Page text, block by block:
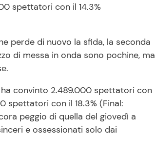
spettatori con il 14.3%
perde di nuovo la sfida, la seconda
di messa in onda sono pochine, ma
ha convinto 2.489.000 spettatori con
spettatori con il 18.3% (Final:
peggio di quella del giovedì a
e ossessionati solo dai